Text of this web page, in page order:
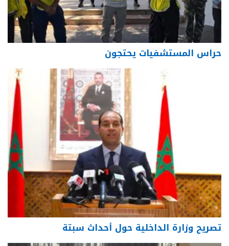
حراس المستشفيات يحتجون
تصريح وزارة الداخلية حول أحداث سبتة